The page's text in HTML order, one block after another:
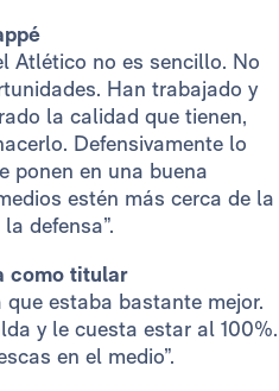
Atlético no es sencillo. No
Han trabajado y
la calidad que tienen,
Defensivamente lo
ponen en una buena
estén más cerca de la
defensa”.
como titular
estaba bastante mejor.
y le cuesta estar al 100%.
en el medio”.